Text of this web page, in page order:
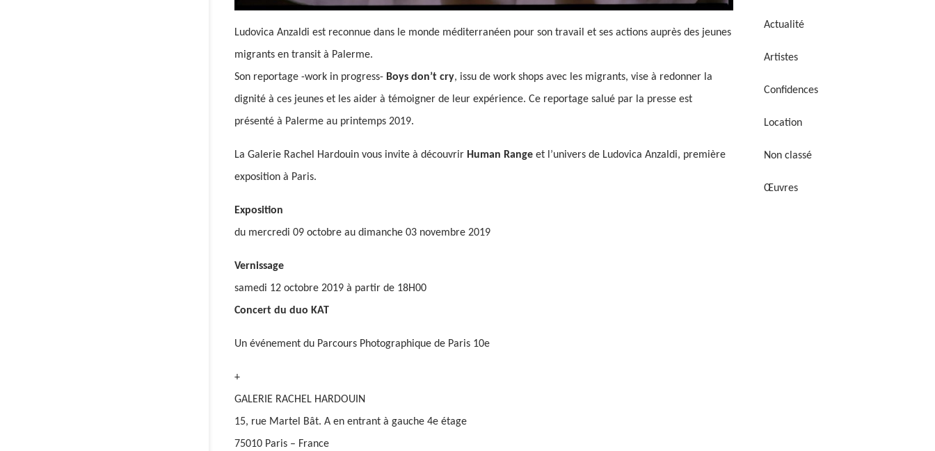
Ludovica Anzaldi est reconnue dans le monde méditerranéen pour son travail et ses actions auprès des jeunes
migrants en transit à Palerme.
Son reportage -work in progress- Boys don’t cry, issu de work shops avec les migrants, vise à redonner la
dignité à ces jeunes et les aider à témoigner de leur expérience. Ce reportage salué par la presse est
présenté à Palerme au printemps 2019.
La Galerie Rachel Hardouin vous invite à découvrir Human Range et l’univers de Ludovica Anzaldi, première
exposition à Paris.
Exposition
du mercredi 09 octobre au dimanche 03 novembre 2019
Vernissage
samedi 12 octobre 2019 à partir de 18H00
Concert du duo KAT
Un événement du Parcours Photographique de Paris 10e
+
GALERIE RACHEL HARDOUIN
15, rue Martel Bât. A en entrant à gauche 4e étage
75010 Paris – France
Actualité
Artistes
Confidences
Location
Non classé
Œuvres